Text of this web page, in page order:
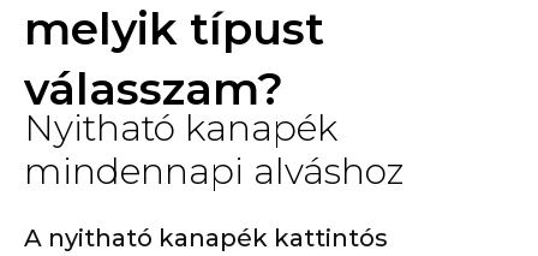
melyik típust
válasszam?
Nyitható kanapék
mindennapi alváshoz
A nyitható kanapék kattintós